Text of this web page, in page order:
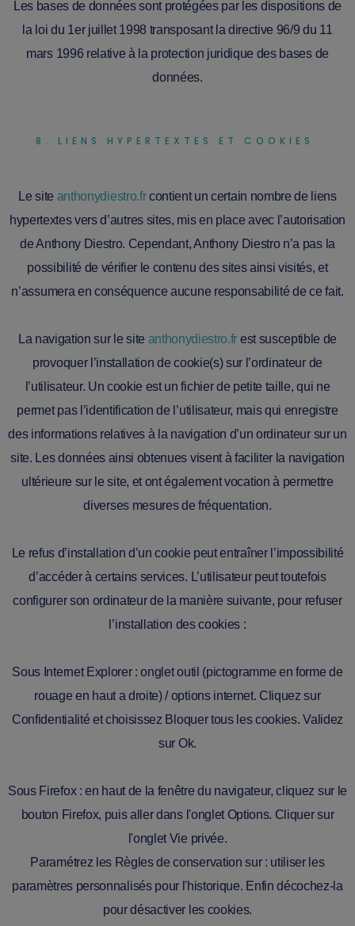
Les bases de données sont protégées par les dispositions de
la loi du 1er juillet 1998 transposant la directive 96/9 du 11
mars 1996 relative à la protection juridique des bases de
données.
8. LIENS HYPERTEXTES ET COOKIES.
Le site anthonydiestro.frcontient un certain nombre de liens
hypertextes vers d’autres sites, mis en place avec l’autorisation
de Anthony Diestro. Cependant, Anthony Diestro n’a pas la
possibilité de vérifier le contenu des sites ainsi visités, et
n’assumera en conséquence aucune responsabilité de ce fait.
La navigation sur le site anthonydiestro.fr est susceptible de
provoquer l’installation de cookie(s) sur l’ordinateur de
l’utilisateur. Un cookie est un fichier de petite taille, qui ne
permet pas l’identification de l’utilisateur, mais qui enregistre
des informations relatives à la navigation d’un ordinateur sur un
site. Les données ainsi obtenues visent à faciliter la navigation
ultérieure sur le site, et ont également vocation à permettre
diverses mesures de fréquentation.
Le refus d’installation d’un cookie peut entraîner l’impossibilité
d’accéder à certains services. L’utilisateur peut toutefois
configurer son ordinateur de la manière suivante, pour refuser
l’installation des cookies :
Sous Internet Explorer : onglet outil (pictogramme en forme de
rouage en haut a droite) / options internet. Cliquez sur
Confidentialité et choisissez Bloquer tous les cookies. Validez
sur Ok.
Sous Firefox : en haut de la fenêtre du navigateur, cliquez sur le
bouton Firefox, puis aller dans l'onglet Options. Cliquer sur
l'onglet Vie privée.
Paramétrez les Règles de conservation sur : utiliser les
paramètres personnalisés pour l'historique. Enfin décochez-la
pour désactiver les cookies.